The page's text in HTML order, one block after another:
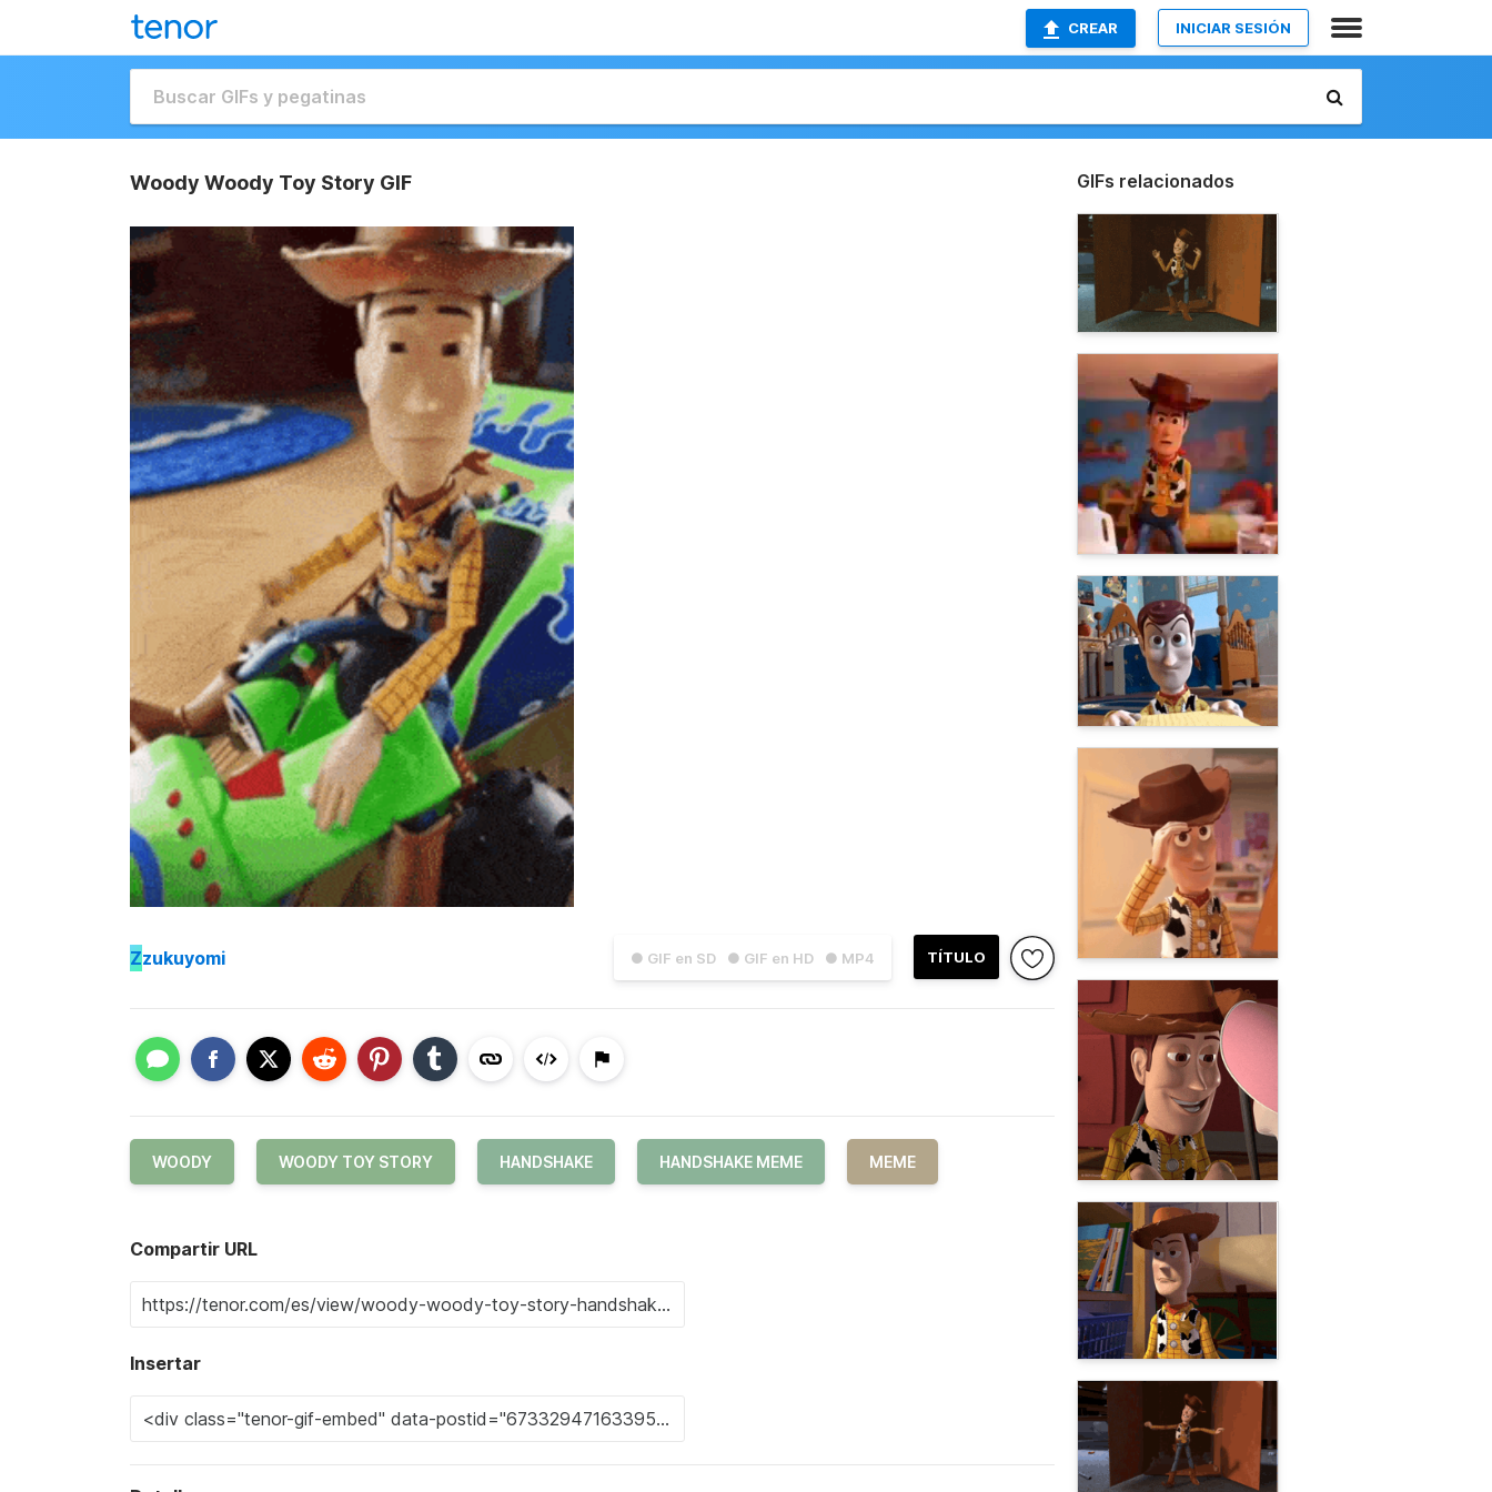
CREAR INICIAR SESIÓN
Woody Woody Toy Story GIF
● GIF en SD ● GIF en HD ● MP4 TÍTULO
Zzukuyomi
WOODY WOODY TOY STORY HANDSHAKE HANDSHAKE MEME MEME
Compartir URL
Insertar
GIFs relacionados